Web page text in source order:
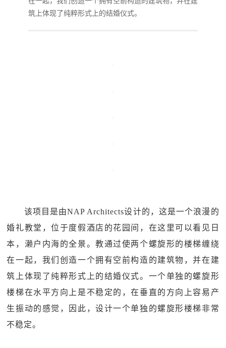
筑上体现了纯粹形式上的结婚仪式。
该项目是由NAP Architects设计的，这是一个浪漫的
婚礼教堂，位于度假酒店的花园间，在这里可以看见日
本，濑户内海的全景。教通过使两个螺旋形的楼梯缠绕
在一起，我们创造一个拥有空前构造的建筑物，并在建
筑上体现了纯粹形式上的结婚仪式。一个单独的螺旋形
楼梯在水平方向上是不稳定的，在垂直的方向上容易产
生振动的感觉，因此，设计一个单独的螺旋形楼梯非常
不稳定。